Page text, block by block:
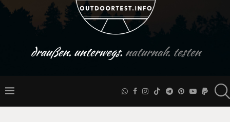
draußen. unterwegs.naturnah. testen